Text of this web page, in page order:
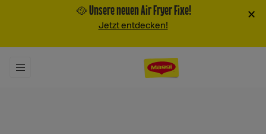
🥘 Unsere neuen Air Fryer Fixe!
Jetzt entdecken!
×